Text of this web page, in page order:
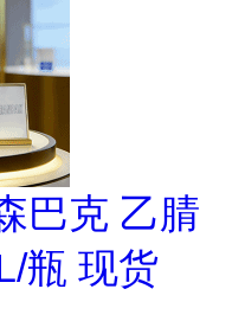
巴克 乙腈
瓶 现货